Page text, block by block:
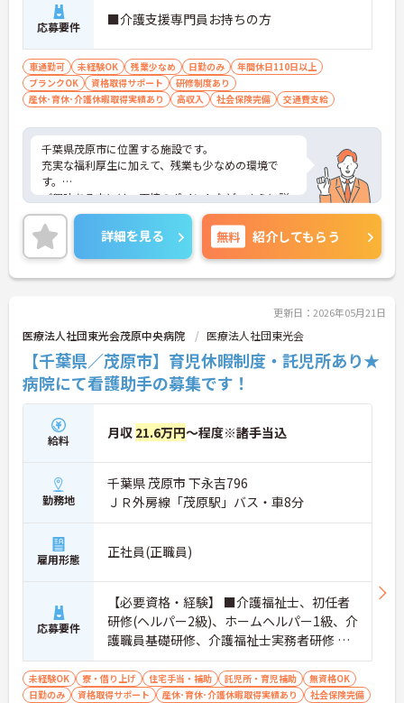
応募要件 ■介護支援専門員お持ちの方
車通勤可 未経験OK 残業少なめ 日勤のみ
年間休日110日以上
ブランクOK
資格取得サポート
研修制度あり
産休･育休･介護休暇取得実績あり
高収入 社会保険完備 交通費支給
千葉県茂原市に位置する施設です。
充実な福利厚生に加えて、残業も少なめの環境で
す。
ご興味ある方には、面接のポイントなど、さらに詳
細をお話致しますのでお気軽にご相談ください。
詳細を見る 無料 紹介してもらう
更新日：2026年05月21日
医療法人社団東光会茂原中央病院 医療法人社団東光会
【千葉県／茂原市】育児休暇制度・託児所あり★
病院にて看護助手の募集です！
給料 月収 21.6万円～程度※諸手当込
勤務地
千葉県 茂原市 下永吉796
ＪＲ外房線「茂原駅」バス・車8分
雇用形態 正社員(正職員)
応募要件
【必要資格・経験】 ■介護福祉士、初任者
研修(ヘルパー2級)、ホームヘルパー1級、介
護職員基礎研修、介護福祉士実務者研修 ■
経験者歓迎 ■未経験可
未経験OK 寮・借り上げ 住宅手当・補助 託児所・育児補助
無資格OK
日勤のみ
資格取得サポート 産休･育休･介護休暇取得実績あり
社会保険完備